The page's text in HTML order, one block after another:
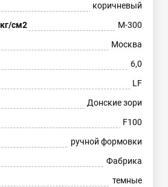
коричневый
см2
М-300
Москва
6,0
LF
Донские зори
F100
ручной формовки
Фабрика
темные